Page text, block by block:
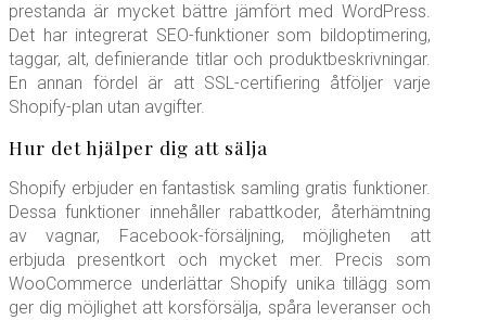
prestanda är mycket bättre jämfört med WordPress.
Det har integrerat SEO-funktioner som bildoptimering,
taggar, alt, definierande titlar och produktbeskrivningar.
En annan fördel är att SSL-certifiering åtföljer varje
Shopify-plan utan avgifter.
Hur det hjälper dig att sälja
Shopify erbjuder en fantastisk samling gratis funktioner.
Dessa funktioner innehåller rabattkoder, återhämtning
av vagnar, Facebook-försäljning, möjligheten att
erbjuda presentkort och mycket mer. Precis som
WooCommerce underlättar Shopify unika tillägg som
ger dig möjlighet att korsförsälja, spåra leveranser och